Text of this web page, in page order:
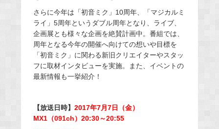
さらに今年は「初音ミク」10周年、「マジカルミ
ライ」5周年というダブル周年となり、ライブ、
企画展とも様々な企画を絶賛計画中。番組では、
周年となる今年の開催へ向けての想いや目標を
「初音ミク」に関わる新旧クリエイターやスタッ
フに取材インタビューを実施。また、イベントの
最新情報も一挙紹介！
【放送日時】 2017年7月7日（金）
MX1（091ch）20:30～20:55